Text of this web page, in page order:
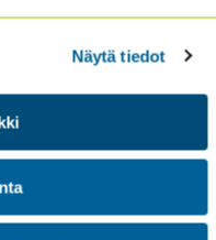
Näytä tiedot
kuuluvat
aihekohtaiset
löytyvät